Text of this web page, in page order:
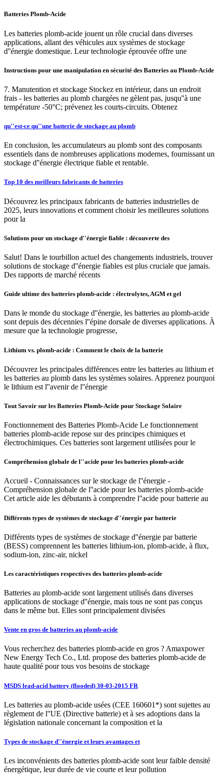
Batteries Plomb-Acide
Les batteries plomb-acide jouent un rôle crucial dans diverses
applications, allant des véhicules aux systèmes de stockage
d''énergie domestique. Leur technologie éprouvée offre une
Instructions pour une manipulation en sécurité des Batteries au Plomb-Acide
7. Manutention et stockage Stockez en intérieur, dans un endroit
frais - les batteries au plomb chargées ne gèlent pas, jusqu''à une
température -50°C; prévenez les courts-circuits. Obtenez
qu''est-ce qu''une batterie de stockage au plomb
En conclusion, les accumulateurs au plomb sont des composants
essentiels dans de nombreuses applications modernes, fournissant un
stockage d''énergie électrique fiable et rentable.
Top 10 des meilleurs fabricants de batteries
Découvrez les principaux fabricants de batteries industrielles de
2025, leurs innovations et comment choisir les meilleures solutions
pour la
Solutions pour un stockage d''énergie fiable : découverte des
Salut! Dans le tourbillon actuel des changements industriels, trouver
solutions de stockage d''énergie fiables est plus cruciale que jamais.
Des rapports de marché récents
Guide ultime des batteries plomb-acide : électrolytes, AGM et gel
Dans le monde du stockage d''énergie, les batteries au plomb-acide
sont depuis des décennies l''épine dorsale de diverses applications. À
mesure que la technologie progresse,
Lithium vs. plomb-acide : Comment le choix de la batterie
Découvrez les principales différences entre les batteries au lithium et
les batteries au plomb dans les systèmes solaires. Apprenez pourquoi
le lithium est l''avenir de l''énergie
Tout Savoir sur les Batteries Plomb-Acide pour Stockage Solaire
Fonctionnement des Batteries Plomb-Acide Le fonctionnement
batteries plomb-acide repose sur des principes chimiques et
électrochimiques. Ces batteries sont largement utilisées pour le
Compréhension globale de l''acide pour les batteries plomb-acide
Accueil - Connaissances sur le stockage de l''énergie -
Compréhension globale de l''acide pour les batteries plomb-acide
Cet article aide les débutants à comprendre l''acide pour batterie au
Différents types de systèmes de stockage d''énergie par batterie
Différents types de systèmes de stockage d''énergie par batterie
(BESS) comprennent les batteries lithium-ion, plomb-acide, à flux,
sodium-ion, zinc-air, nickel
Les caractéristiques respectives des batteries plomb-acide
Batteries au plomb-acide sont largement utilisés dans diverses
applications de stockage d''énergie, mais tous ne sont pas conçus
dans le même but. Elles sont principalement divisées
Vente en gros de batteries au plomb-acide
Vous recherchez des batteries plomb-acide en gros ? Amaxpower
New Energy Tech Co., Ltd. propose des batteries plomb-acide de
haute qualité pour tous vos besoins de stockage
MSDS lead-acid battery (flooded) 30-03-2015 FR
Les batteries au plomb-acide usées (CEE 160601*) sont sujettes au
règlement de l''UE (Directive batterie) et à ses adoptions dans la
législation nationale concernant la composition et la
Types de stockage d''énergie et leurs avantages et
Les inconvénients des batteries plomb-acide sont leur faible densité
énergétique, leur durée de vie courte et leur pollution